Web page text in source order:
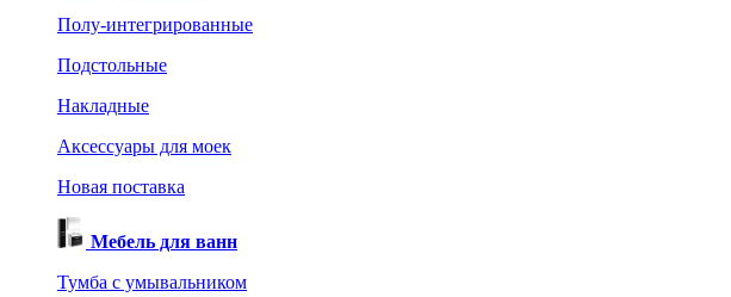
Полу-интегрированные
Подстольные
Накладные
Аксессуары для моек
Новая поставка
Мебель для ванн
Тумба с умывальником